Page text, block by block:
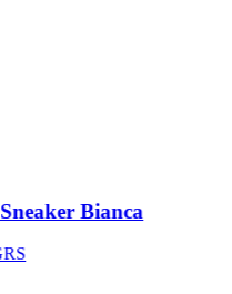
Bianca